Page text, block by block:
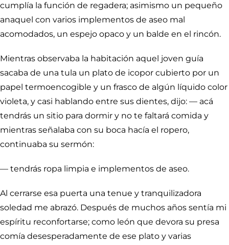
cumplía la función de regadera; asimismo un pequeño
anaquel con varios implementos de aseo mal
acomodados, un espejo opaco y un balde en el rincón.
Mientras observaba la habitación aquel joven guía
sacaba de una tula un plato de icopor cubierto por un
papel termoencogible y un frasco de algún líquido color
violeta, y casi hablando entre sus dientes, dijo: — acá
tendrás un sitio para dormir y no te faltará comida y
mientras señalaba con su boca hacía el ropero,
continuaba su sermón:
— tendrás ropa limpia e implementos de aseo.
Al cerrarse esa puerta una tenue y tranquilizadora
soledad me abrazó. Después de muchos años sentía mi
espíritu reconfortarse; como león que devora su presa
comía desesperadamente de ese plato y varias